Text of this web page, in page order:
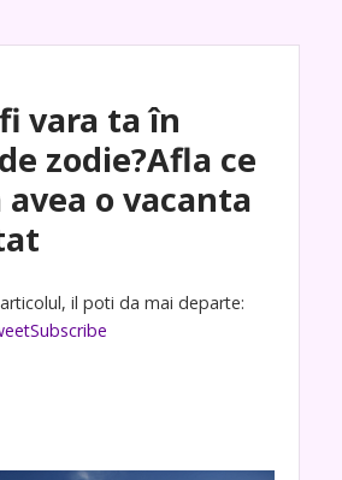
vara ta în
zodie?Afla ce
avea o vacanta
il poti da mai departe:
Subscribe